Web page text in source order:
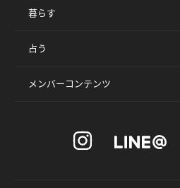
暮らす
占う
メンバーコンテンツ